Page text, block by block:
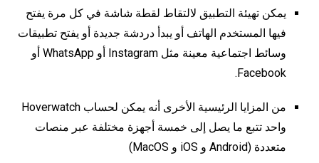
يمكن تهيئة التطبيق لالتقاط لقطة شاشة في كل مرة يفتح
فيها المستخدم الهاتف أو يبدأ دردشة جديدة أو يفتح تطبيقات
وسائط اجتماعية معينة مثل Instagram أو WhatsApp أو
Facebook.
من المزايا الرئيسية الأخرى أنه يمكن لحساب Hoverwatch
واحد تتبع ما يصل إلى خمسة أجهزة مختلفة عبر منصات
متعددة (Android و iOS و MacOS)